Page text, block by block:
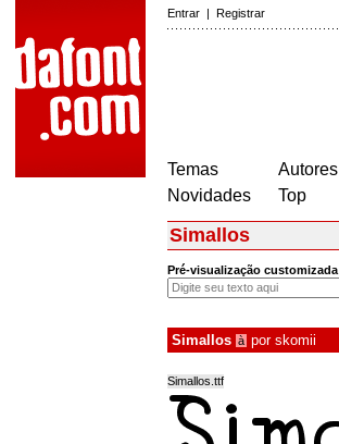
Entrar | Registrar
Temas
Novidades
Autores
Top
Simallos
Pré-visualização customizada
Simallos à por skomii
Simallos.ttf